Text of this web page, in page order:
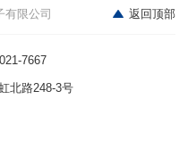
有限公司 返回顶部
7667
北路248-3号